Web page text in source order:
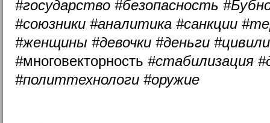
#государство #безопасность
#союзники #аналитика #санкции
#женщины #девочки #деньги
#многовекторность #стабилизация
#политтехнологи #оружие